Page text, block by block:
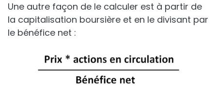
Une autre façon de le calculer est à partir de
la capitalisation boursière et en le divisant par
le bénéfice net :